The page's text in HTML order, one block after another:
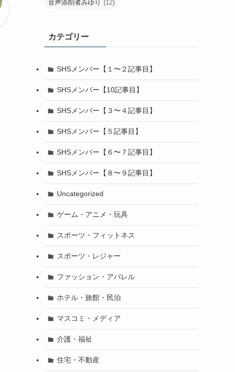
音声添削者みゆり (12)
カテゴリー
SHSメンバー【１〜２記事目】
SHSメンバー【10記事目】
SHSメンバー【３〜４記事目】
SHSメンバー【５記事目】
SHSメンバー【６〜７記事目】
SHSメンバー【８〜９記事目】
Uncategorized
ゲーム・アニメ・玩具
スポーツ・フィットネス
スポーツ・レジャー
ファッション・アパレル
ホテル・旅館・民泊
マスコミ・メディア
介護・福祉
住宅・不動産